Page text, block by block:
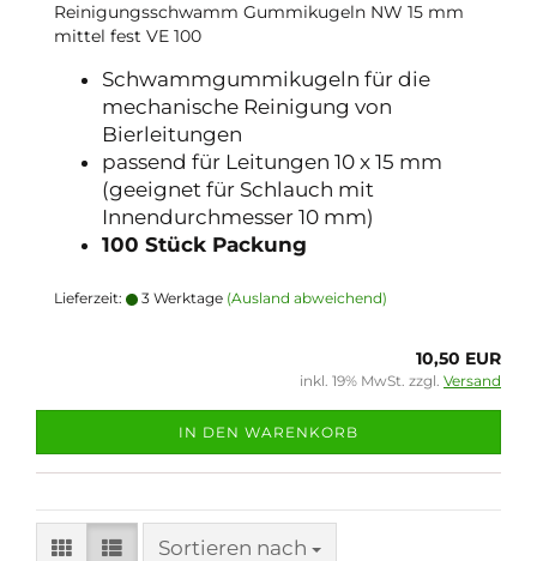
Reinigungsschwamm Gummikugeln NW 15 mm
mittel fest VE 100
Schwammgummikugeln für die
mechanische Reinigung von
Bierleitungen
passend für Leitungen 10 x 15 mm
(geeignet für Schlauch mit
Innendurchmesser 10 mm)
100 Stück Packung
Lieferzeit: 3 Werktage (Ausland abweichend)
10,50 EUR
inkl. 19% MwSt. zzgl. Versand
IN DEN WARENKORB
Sortieren nach
Sortieren nach